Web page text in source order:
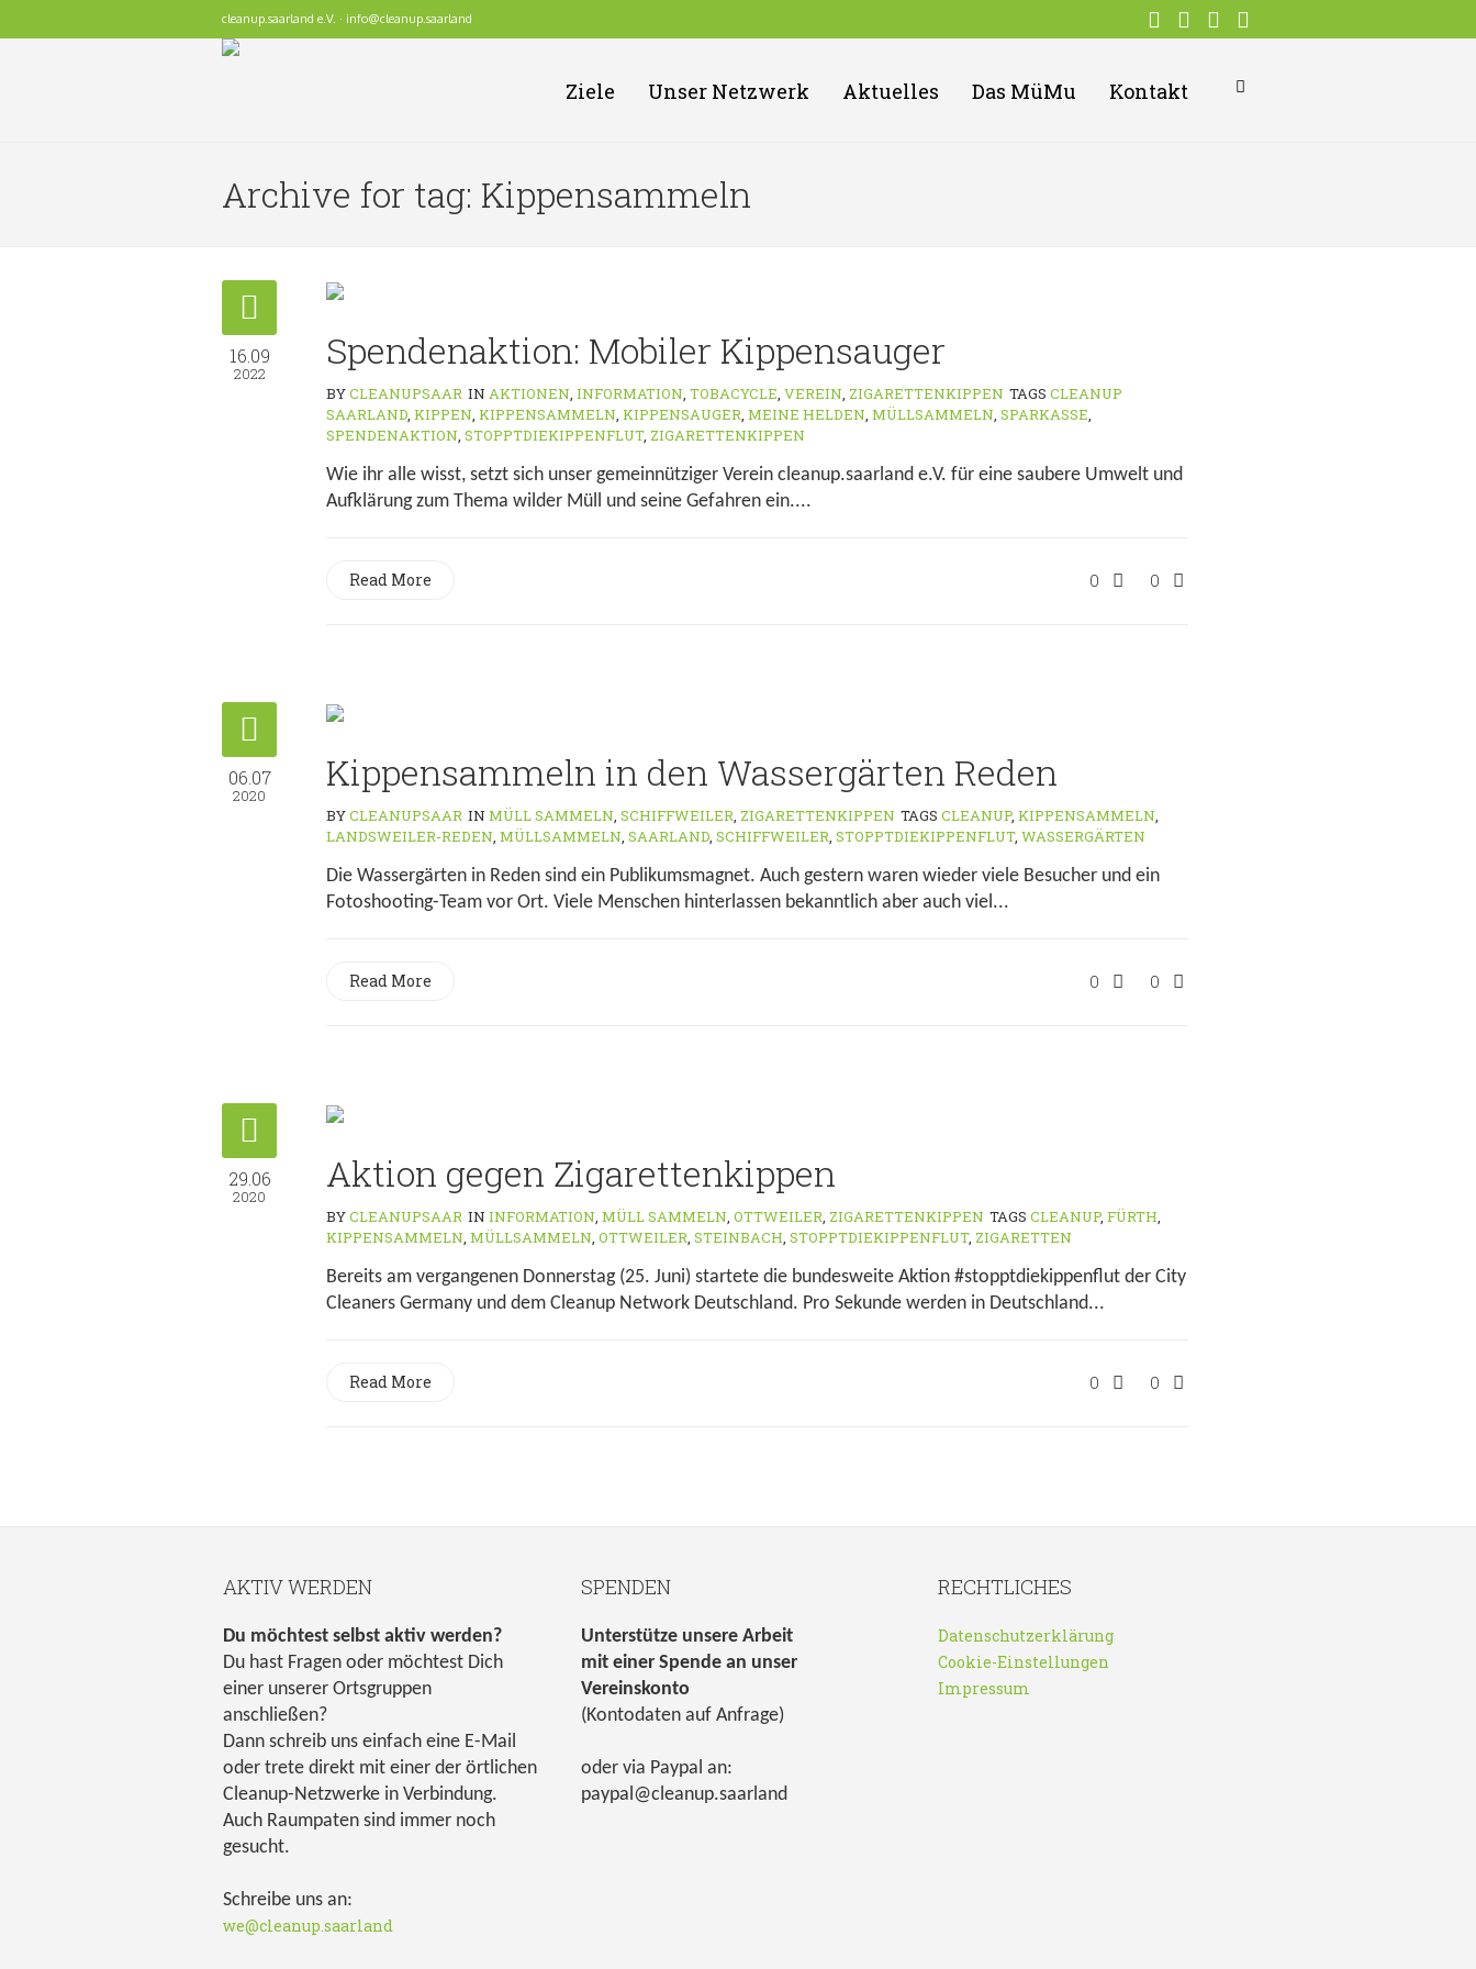
cleanup.saarland e.V. · info@cleanup.saarland
Ziele Unser Netzwerk Aktuelles Das MüMu Kontakt
Archive for tag: Kippensammeln
16.09
2022 Spendenaktion: Mobiler Kippensauger
BYCLEANUPSAAR IN AKTIONEN, INFORMATION, TOBACYCLE, VEREIN, ZIGARETTENKIPPEN TAGS CLEANUP
SAARLAND, KIPPEN, KIPPENSAMMELN, KIPPENSAUGER, MEINE HELDEN, MÜLLSAMMELN, SPARKASSE,
SPENDENAKTION, STOPPTDIEKIPPENFLUT, ZIGARETTENKIPPEN
Wie ihr alle wisst, setzt sich unser gemeinnütziger Verein cleanup.saarland e.V. für eine saubere Umwelt und
Aufklärung zum Thema wilder Müll und seine Gefahren ein....
0 0
Read More
06.07
2020 Kippensammeln in den Wassergärten Reden
BYCLEANUPSAAR IN MÜLL SAMMELN, SCHIFFWEILER, ZIGARETTENKIPPEN TAGS CLEANUP, KIPPENSAMMELN,
LANDSWEILER-REDEN, MÜLLSAMMELN, SAARLAND, SCHIFFWEILER, STOPPTDIEKIPPENFLUT, WASSERGÄRTEN
Die Wassergärten in Reden sind ein Publikumsmagnet. Auch gestern waren wieder viele Besucher und ein
Fotoshooting-Team vor Ort. Viele Menschen hinterlassen bekanntlich aber auch viel...
0 0
Read More
29.06
2020 Aktion gegen Zigarettenkippen
BYCLEANUPSAAR IN INFORMATION, MÜLL SAMMELN, OTTWEILER, ZIGARETTENKIPPEN TAGS CLEANUP, FÜRTH,
KIPPENSAMMELN, MÜLLSAMMELN, OTTWEILER, STEINBACH, STOPPTDIEKIPPENFLUT, ZIGARETTEN
Bereits am vergangenen Donnerstag (25. Juni) startete die bundesweite Aktion #stopptdiekippenflut der City
Cleaners Germany und dem Cleanup Network Deutschland. Pro Sekunde werden in Deutschland...
0 0
Read More
AKTIV WERDEN
Du möchtest selbst aktiv werden?
Du hast Fragen oder möchtest Dich
einer unserer Ortsgruppen
anschließen?
Dann schreib uns einfach eine E-Mail
oder trete direkt mit einer der örtlichen
Cleanup-Netzwerke in Verbindung.
Auch Raumpaten sind immer noch
gesucht.
Schreibe uns an:
we@cleanup.saarland
SPENDEN
Unterstütze unsere Arbeit
mit einer Spende an unser
Vereinskonto
(Kontodaten auf Anfrage)
oder via Paypal an:
paypal@cleanup.saarland
RECHTLICHES
Datenschutzerklärung
Cookie-Einstellungen
Impressum